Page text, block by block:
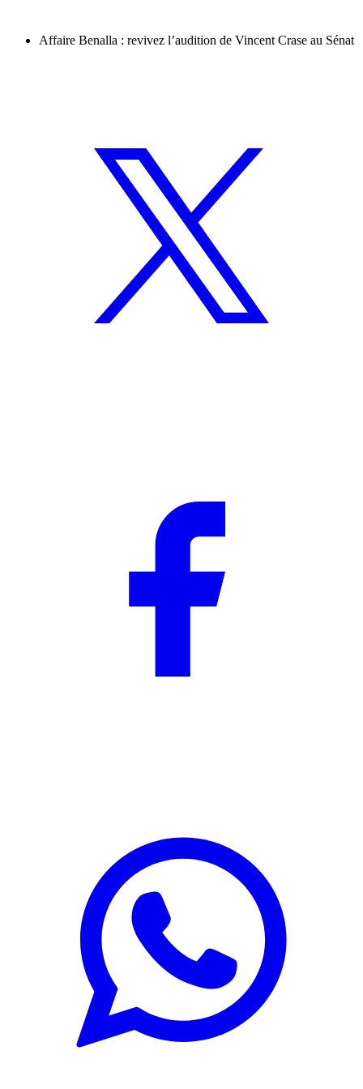
Affaire Benalla : revivez l’audition de Vincent Crase au Sénat